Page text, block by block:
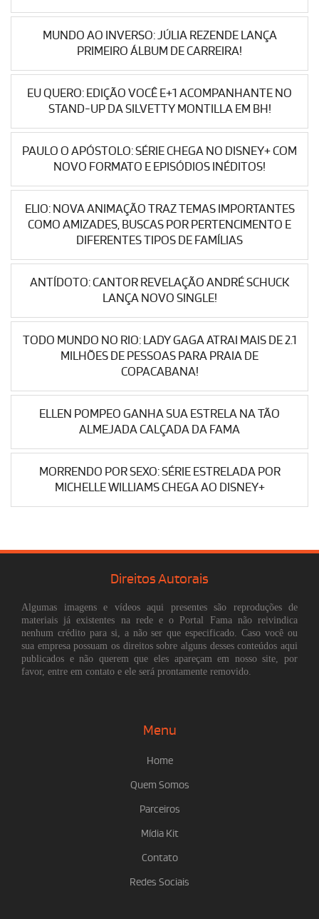
MUNDO AO INVERSO: JÚLIA REZENDE LANÇA
PRIMEIRO ÁLBUM DE CARREIRA!
EU QUERO: EDIÇÃO VOCÊ E+1 ACOMPANHANTE NO
STAND-UP DA SILVETTY MONTILLA EM BH!
PAULO O APÓSTOLO: SÉRIE CHEGA NO DISNEY+ COM
NOVO FORMATO E EPISÓDIOS INÉDITOS!
ELIO: NOVA ANIMAÇÃO TRAZ TEMAS IMPORTANTES
COMO AMIZADES, BUSCAS POR PERTENCIMENTO E
DIFERENTES TIPOS DE FAMÍLIAS
ANTÍDOTO: CANTOR REVELAÇÃO ANDRÉ SCHUCK
LANÇA NOVO SINGLE!
TODO MUNDO NO RIO: LADY GAGA ATRAI MAIS DE 2.1
MILHÕES DE PESSOAS PARA PRAIA DE
COPACABANA!
ELLEN POMPEO GANHA SUA ESTRELA NA TÃO
ALMEJADA CALÇADA DA FAMA
MORRENDO POR SEXO: SÉRIE ESTRELADA POR
MICHELLE WILLIAMS CHEGA AO DISNEY+
Direitos Autorais
Algumas imagens e vídeos aqui presentes são reproduções de
materiais já existentes na rede e o Portal Fama não reivindica
nenhum crédito para si, a não ser que especificado. Caso você ou
sua empresa possuam os direitos sobre alguns desses conteúdos aqui
publicados e não querem que eles apareçam em nosso site, por
favor, entre em contato e ele será prontamente removido.
Menu
Home
Quem Somos
Parceiros
Mídia Kit
Contato
Redes Sociais